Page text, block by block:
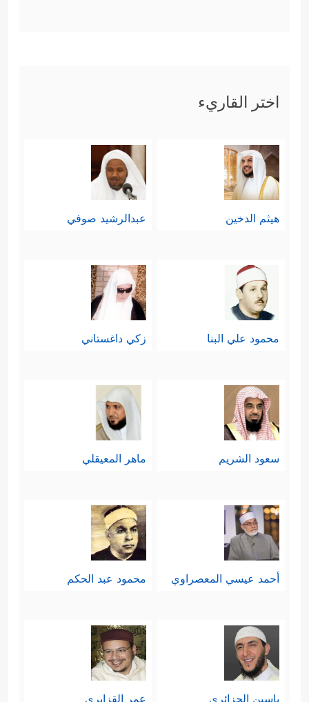
اختر القاريء
هيثم الدخين عبدالرشيد صوفي
محمود علي البنا زكي داغستاني
سعود الشريم ماهر المعيقلي
أحمد عيسي المعصراوي محمود عبد الحكم
ياسين الجزائري عمر القزابري